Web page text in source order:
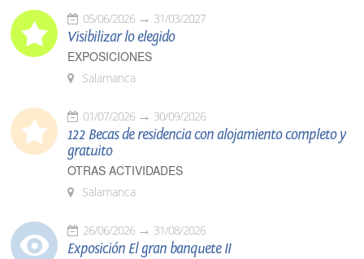
05/06/2026 31/03/2027
Visibilizar lo elegido
EXPOSICIONES
Salamanca
01/07/2026 30/09/2026
122 Becas de residencia con alojamiento completo y
gratuito
OTRAS ACTIVIDADES
Salamanca
26/06/2026 31/08/2026
Exposición El gran banquete II